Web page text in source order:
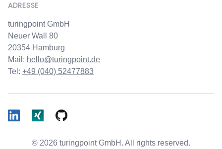
ADRESSE
turingpoint GmbH
Neuer Wall 80
20354 Hamburg
Mail: hello@turingpoint.de
Tel: +49 (040) 52477883
LinkedInXing Github
© 2026 turingpoint GmbH. All rights reserved.